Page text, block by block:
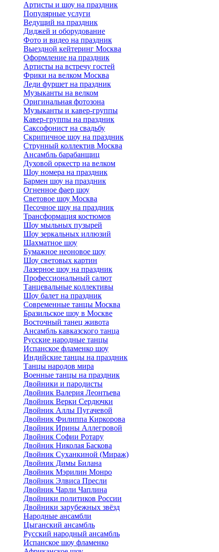
Артисты и шоу на праздник
Популярные услуги
Ведущий на праздник
Диджей и оборудование
Фото и видео на праздник
Выездной кейтеринг Москва
Оформление на праздник
Артисты на встречу гостей
Фрики на велком Москва
Леди фуршет на праздник
Музыканты на велком
Оригинальная фотозона
Музыканты и кавер-группы
Кавер-группы на праздник
Саксофонист на свадьбу
Скрипичное шоу на праздник
Струнный коллектив Москва
Ансамбль барабанщиц
Духовой оркестр на велком
Шоу номера на праздник
Бармен шоу на праздник
Огненное фаер шоу
Световое шоу Москва
Песочное шоу на праздник
Трансформация костюмов
Шоу мыльных пузырей
Шоу зеркальных иллюзий
Шахматное шоу
Бумажное неоновое шоу
Шоу световых картин
Лазерное шоу на праздник
Профессиональный салют
Танцевальные коллективы
Шоу балет на праздник
Современные танцы Москва
Бразильское шоу в Москве
Восточный танец живота
Ансамбль кавказского танца
Русские народные танцы
Испанское фламенко шоу
Индийские танцы на праздник
Танцы народов мира
Военные танцы на праздник
Двойники и пародисты
Двойник Валерия Леонтьева
Двойник Верки Сердючки
Двойник Аллы Пугачевой
Двойник Филиппа Киркорова
Двойник Ирины Аллегровой
Двойник Софии Ротару
Двойник Николая Баскова
Двойник Суханкиной (Мираж)
Двойник Димы Билана
Двойник Мэрилин Монро
Двойник Элвиса Пресли
Двойник Чарли Чаплина
Двойники политиков России
Двойники зарубежных звёзд
Народные ансамбли
Цыганский ансамбль
Русский народный ансамбль
Испанское шоу фламенко